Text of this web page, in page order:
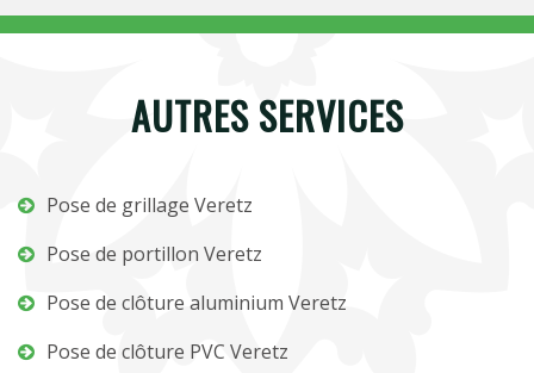
AUTRES SERVICES
Pose de grillage Veretz
Pose de portillon Veretz
Pose de clôture aluminium Veretz
Pose de clôture PVC Veretz